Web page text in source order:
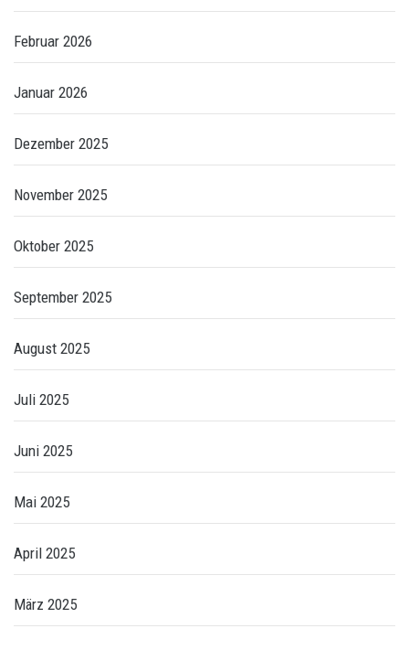
Februar 2026
Januar 2026
Dezember 2025
November 2025
Oktober 2025
September 2025
August 2025
Juli 2025
Juni 2025
Mai 2025
April 2025
März 2025